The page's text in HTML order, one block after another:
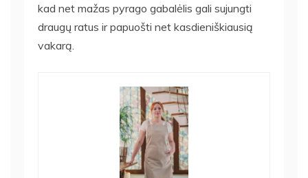
kad net mažas pyrago gabalėlis gali sujungti
draugų ratus ir papuošti net kasdieniškiausią
vakarą.